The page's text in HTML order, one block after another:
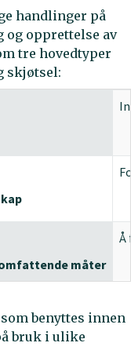
handlinger på
og opprettelse av
tre hovedtyper
skjøtsel:
måter
Å
benyttes innen
bruk i ulike